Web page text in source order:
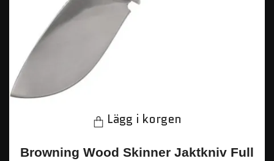
Lägg i korgen
Browning Wood Skinner Jaktkniv Full